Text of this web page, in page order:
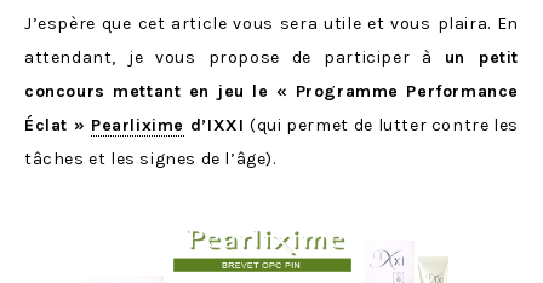
J’espère que cet article vous sera utile et vous plaira. En
attendant, je vous propose de participer à un petit
concours mettant en jeu le « Programme Performance
Éclat » Pearlixime d’IXXI(qui permet de lutter contre les
tâches et les signes de l’âge).